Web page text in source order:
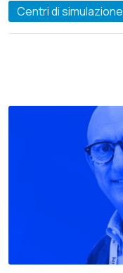
Centri di simulazione